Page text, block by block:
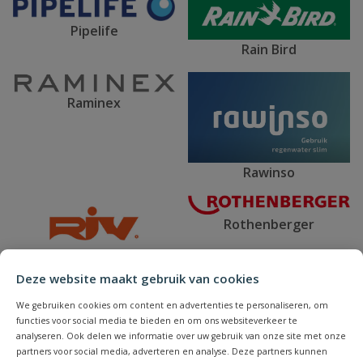
Deze website maakt gebruik van cookies
We gebruiken cookies om content en advertenties te personaliseren, om
functies voor social media te bieden en om ons websiteverkeer te
analyseren. Ook delen we informatie over uw gebruik van onze site met onze
partners voor social media, adverteren en analyse. Deze partners kunnen
Pipelife
Rain Bird
Raminex
Rawinso
Rothenberger
S-lon Spax